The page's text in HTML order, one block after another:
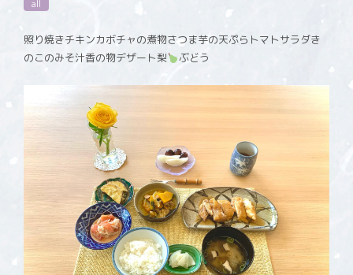
all
照り焼きチキンカボチャの煮物さつま芋の天ぷらトマトサラダき
のこのみそ汁香の物デザート梨
ぶどう